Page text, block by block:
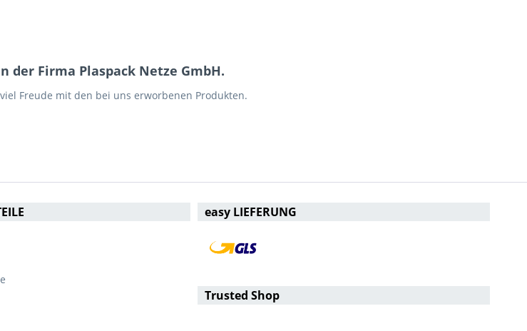
der Firma Plaspack Netze GmbH.
Freude mit den bei uns erworbenen Produkten.
easy LIEFERUNG
Trusted Shop